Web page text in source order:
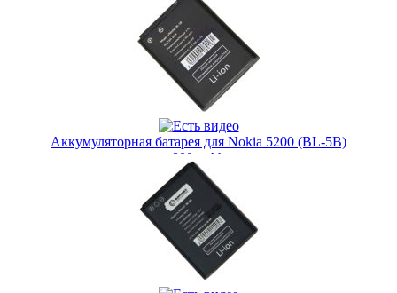
Аккумуляторная батарея для Nokia 5200 (BL-5B)
800 mAh
Артикул: 44110/26
299 руб.
Наличие:ЕСТЬ
Купить в 1 клик